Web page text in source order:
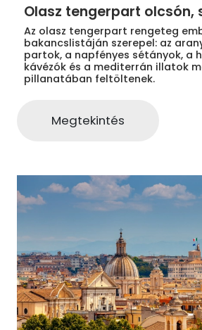
Olasz tengerpart olcsón,
Az olasz tengerpart rengeteg
bakancslistáján szerepel: az
partok, a napfényes sétányok, a
kávézók és a mediterrán illatok
pillanatában feltöltenek.
Megtekintés